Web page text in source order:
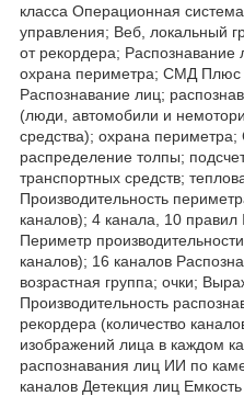
класса Операционная
управления; Веб, локальный
от рекордера; Распознавание
охрана периметра; СМД
Распознавание лиц;
(люди, автомобили и
средства); охрана
распределение толпы;
транспортных средств;
Производительность
каналов); 4 канала, 10 правил
Периметр
каналов); 16 каналов
возрастная группа; очки;
Производительность
рекордера (количество
изображений лица в каждом
распознавания лиц ИИ по
каналов Детекция лиц